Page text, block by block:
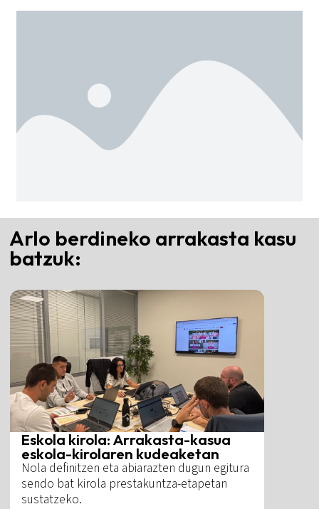
Arlo berdineko arrakasta kasu
batzuk:
Eskola kirola: Arrakasta-kasua
eskola-kirolaren kudeaketan
Nola definitzen eta abiarazten dugun egitura
sendo bat kirola prestakuntza-etapetan
sustatzeko.